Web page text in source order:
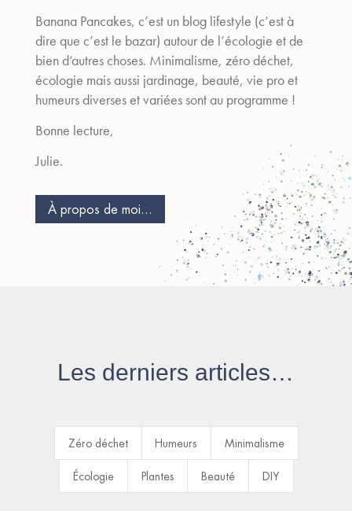
Banana Pancakes, c’est un blog lifestyle (c’est à
dire que c’est le bazar) autour de l’écologie et de
bien d’autres choses. Minimalisme, zéro déchet,
écologie mais aussi jardinage, beauté, vie pro et
humeurs diverses et variées sont au programme !
Bonne lecture,
Julie.
À propos de moi...
Les derniers articles…
Zéro déchet Humeurs Minimalisme
Écologie Plantes Beauté DIY